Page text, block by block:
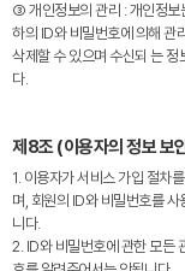
③ 개인정보의 관리 : 개인정보
하의 ID와 비밀번호에 의해 관
삭제할 수 있으며 수신되 는 정
다.
제8조 (이용자의 정보 보
1. 이용자가 서비스 가입 절차
며, 회원의 ID와 비밀번호를
니다.
2. ID와 비밀번호에 관한 모든